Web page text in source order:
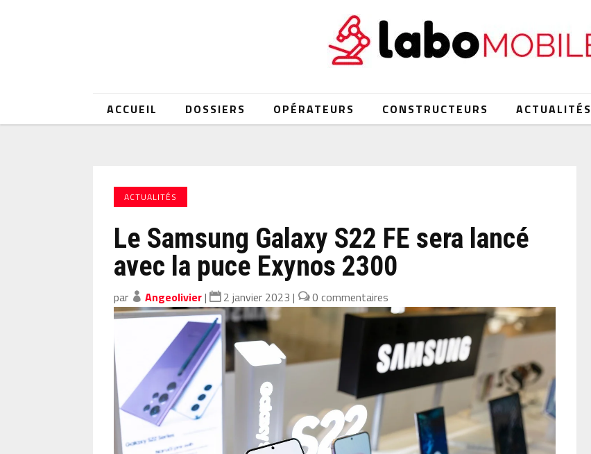
ACCUEIL DOSSIERS OPÉRATEURS CONSTRUCTEURS ACTUALITÉS
ACTUALITÉS
Le Samsung Galaxy S22 FE sera lancé
avec la puce Exynos 2300
par Angeolivier| 2 janvier 2023 | 0 commentaires